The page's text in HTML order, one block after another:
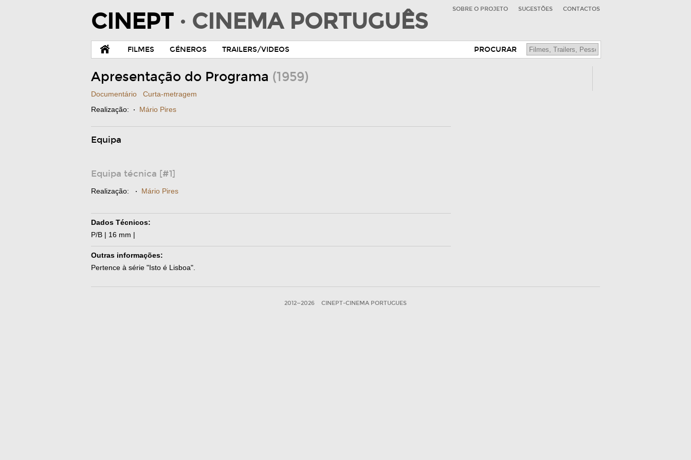
CINEPT · CINEMA PORTUGUÊS SOBRE O PROJETO SUGESTÕES CONTACTOS
FILMES GÉNEROS TRAILERS/VIDEOS PROCURAR
Apresentação do Programa (1959)
Documentário
Curta-metragem
Realização: · Mário Pires
Equipa
Equipa técnica [#1]
Realização: · Mário Pires
Dados Técnicos:
P/B | 16 mm |
Outras informações:
Pertence à série "Isto é Lisboa".
2012—2026 CINEPT-CINEMA PORTUGUES